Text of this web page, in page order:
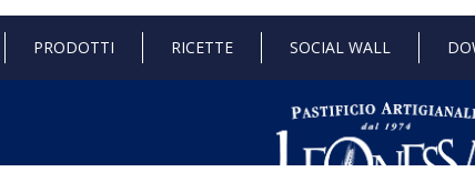
PRODOTTI RICETTE SOCIAL WALL